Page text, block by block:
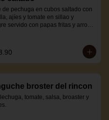
de pechuga en cubos saltado con
ajíes y tomate en sillao y
servido con papas fritas y arroz
broster del rincon
tomate, salsa, broaster y